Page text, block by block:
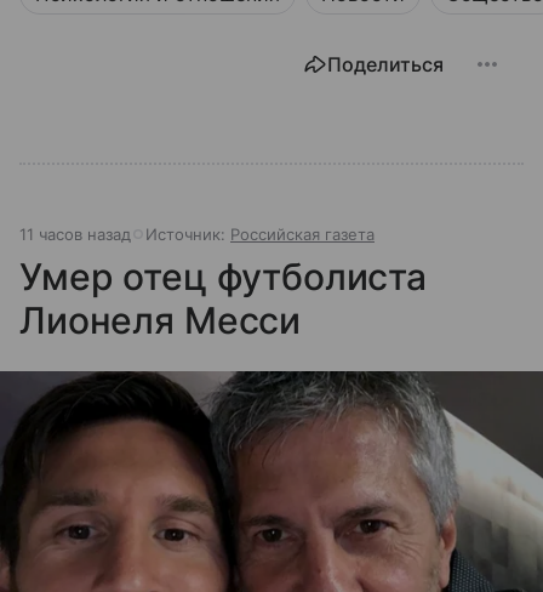
Поделиться
11 часов назад Источник: Российская газета
Умер отец футболиста
Лионеля Месси